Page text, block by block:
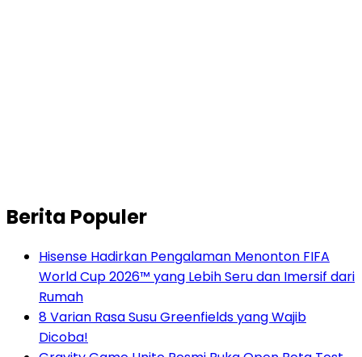
Berita Populer
Hisense Hadirkan Pengalaman Menonton FIFA
World Cup 2026™ yang Lebih Seru dan Imersif dari
Rumah
8 Varian Rasa Susu Greenfields yang Wajib
Dicoba!